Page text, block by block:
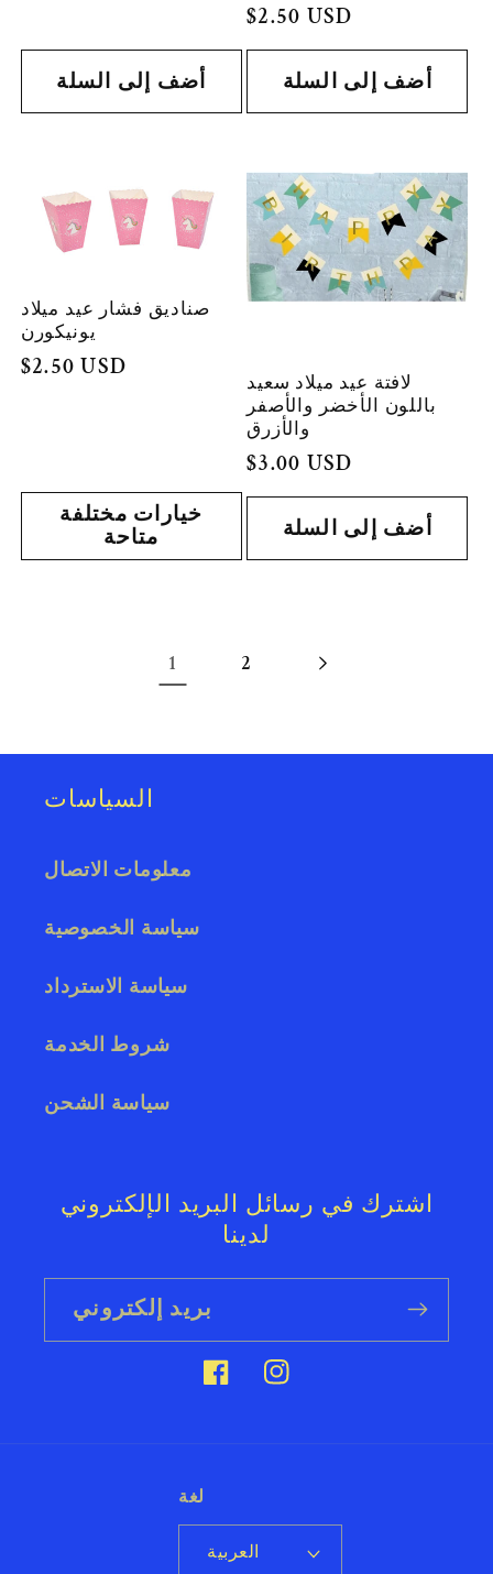
أضف إلى السلة
السعر
العادي
$2.50 USD
أضف إلى السلة
صناديق فشار عيد ميلاد
يونيكورن
السعر
$2.50 USD
خيارات مختلفة
متاحة
لافتة عيد ميلاد سعيد
باللون الأخضر والأصفر
والأزرق
السعر
العادي
$3.00 USD
أضف إلى السلة
1 2
السياسات
معلومات الاتصال
سياسة الخصوصية
سياسة الاسترداد
شروط الخدمة
سياسة الشحن
اشترك في رسائل البريد الإلكتروني
لدينا
بريد إلكتروني
فيسبوكإنستغرام
لغة
العربية